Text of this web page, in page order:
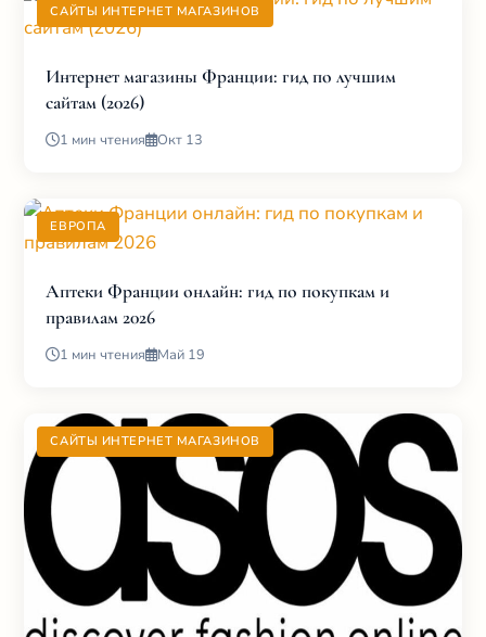
САЙТЫ ИНТЕРНЕТ МАГАЗИНОВ
Интернет магазины Франции: гид по лучшим
сайтам (2026)
1 мин чтения Окт 13
ЕВРОПА
Аптеки Франции онлайн: гид по покупкам и
правилам 2026
1 мин чтения Май 19
САЙТЫ ИНТЕРНЕТ МАГАЗИНОВ